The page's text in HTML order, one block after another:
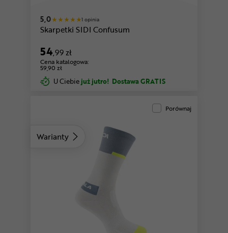
5,0 1 opinia
Skarpetki SIDI Confusum
54,99 zł
Cena katalogowa:
59,90 zł
U Ciebie już jutro! Dostawa GRATIS
Warianty
Porównaj